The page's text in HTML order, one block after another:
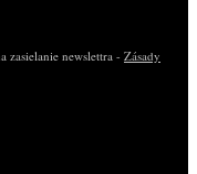
zasielanie newslettra - Zásady